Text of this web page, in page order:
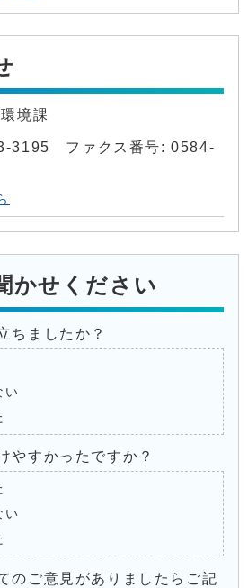
境課
3195 ファクス番号: 0584-
かせください
ちましたか？
い
やすかったですか？
い
のご意見がありましたらご記